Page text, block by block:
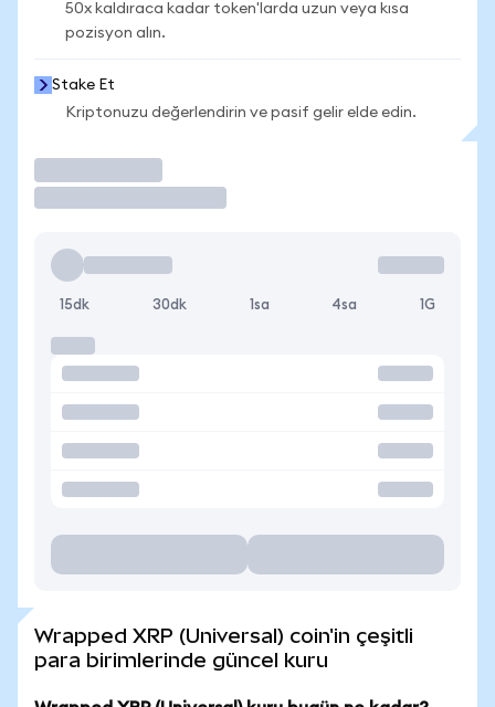
50x kaldıraca kadar token'larda uzun veya kısa
pozisyon alın.
Stake Et
Kriptonuzu değerlendirin ve pasif gelir elde edin.
15dk 30dk 1sa 4sa 1G
Wrapped XRP (Universal) coin'in çeşitli
para birimlerinde güncel kuru